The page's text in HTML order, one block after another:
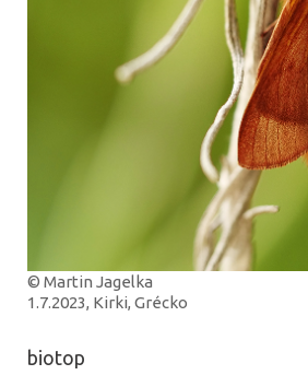
© Martin Jagelka
1.7.2023, Kirki, Grécko
biotop